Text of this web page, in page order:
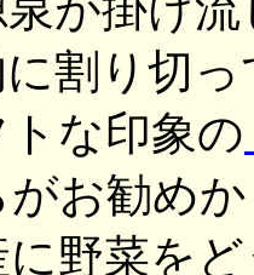
に割り切
な印象の
お勧め
野菜を